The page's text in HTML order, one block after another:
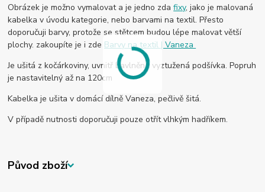
Obrázek je možno vymalovat a je jedno zdafixy, jako je malovaná
kabelka v úvodu kategorie, nebo barvami na textil. Přesto
doporučuji barvy, protože se stětcem budou lépe malovat větší
plochy. zakoupíte je i zde Barvy na textil | Vaneza
Je ušitá z kočárkoviny, uvnitř bavlněná vyztužená podšívka. Popruh
je nastavitelný až na 120cm
Kabelka je ušita v domácí dílně Vaneza, pečlivě šitá.
V případě nutnosti doporučuji pouze otřít vlhkým hadříkem.
Původ zboží